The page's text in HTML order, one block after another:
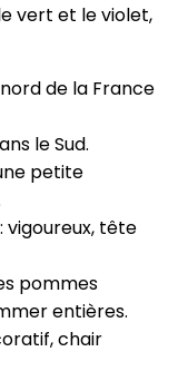
vert et le violet,
de la France
le Sud.
petite
: vigoureux, tête
pommes
entières.
chair